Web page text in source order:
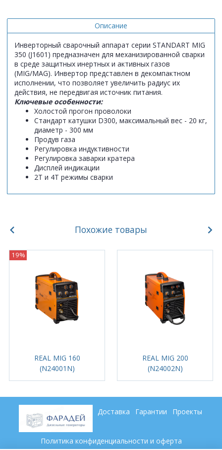
Описание
Инверторный сварочный аппарат серии STANDART MIG
350 (J1601) предназначен для механизированной сварки
в среде защитных инертных и активных газов
(MIG/MAG). Инвертор представлен в декомпактном
исполнении, что позволяет увеличить радиус их
действия, не передвигая источник питания.
Ключевые особенности:
Холостой прогон проволоки
Cтандарт катушки D300, максимальный вес - 20 кг,
диаметр - 300 мм
Продув газа
Регулировка индуктивности
Регулировка заварки кратера
Дисплей индикации
2Т и 4Т режимы сварки
Похожие товары
19%
REAL MIG 160
(N24001N)
REAL MIG 200
(N24002N)
Доставка Гарантии Проекты
Политика конфиденциальности и оферта